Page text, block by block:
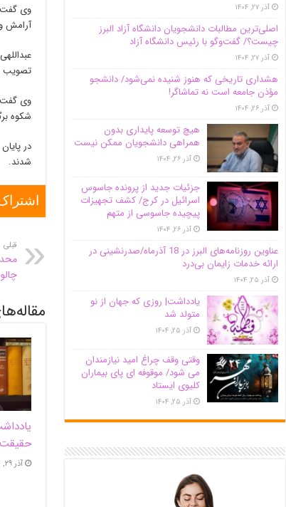
وی گفت:
آرامش
تصویب اعتبار ماده ۲۳ و مجوز
وی
شکوه
شدند.
قبلی
آذر ۲۹, ۱۴۰۴
آذر ۲۷, ۱۴۰۴
اصلی‌ترین مطالبات دانشجویان دانشگاه آزاد البرز
چیست؟/ گفت‌وگو با رئیس دانشگاه آز‌اد
آذر ۲۷, ۱۴۰۴
هشداری تاریخی که هنوز شنیده نمی‌شود/ دانشجو
مؤذن جامعه است نه تماشاگر!
آذر ۲۶, ۱۴۰۴
هیچ توسعه پایداری بدون
همراهی دانشجویان ممکن نیست
آذر ۲۶, ۱۴۰۴
جزئیات جدید از پرونده جاسوس
اسرائیل در کرج/‌ کشف تجهیزات
پیچیده جاسوسی از متهم
آذر ۲۶, ۱۴۰۴
عناوین روزنامه‌های البرز در ‌18 آذرماه/صدرنشینی در
ارائه خدمات زایمان بی‌درد
آذر ۲۵, ۱۴۰۴
یادداشت| روزی که جهان از نو
متولد شد
آذر ۲۵, ۱۴۰۴
وقتی وقف چراغ امید نیازمندان
می شود/ موقوفه ای پای بیماران
کلیوی ایستاد
آذر ۲۵, ۱۴۰۴